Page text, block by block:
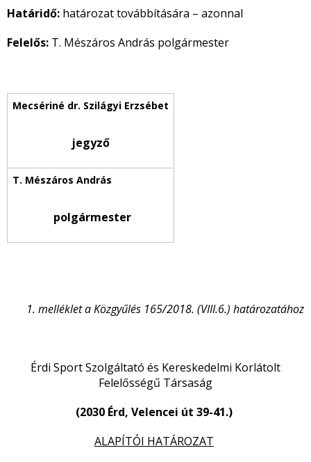
Határidő: határozat továbbítására – azonnal
Felelős: T. Mészáros András polgármester
jegyző
polgármester
1. melléklet a Közgyűlés 165/2018. (VIII.6.) határozatához
Érdi Sport Szolgáltató és Kereskedelmi Korlátolt
Felelősségű Társaság
(2030 Érd, Velencei út 39-41.)
ALAPÍTÓI HATÁROZAT